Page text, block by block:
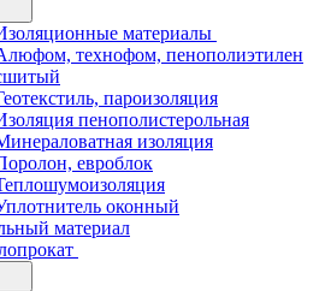
материалы
технофом, пенополиэтилен
пароизоляция
пенополистерольная
изоляция
евроблок
оконный
материал